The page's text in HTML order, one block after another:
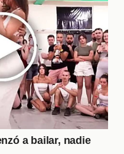
que una amplia
en la dinámica del
genera un sentido de
utilizan para
enLa Casa de los
criterios, como la